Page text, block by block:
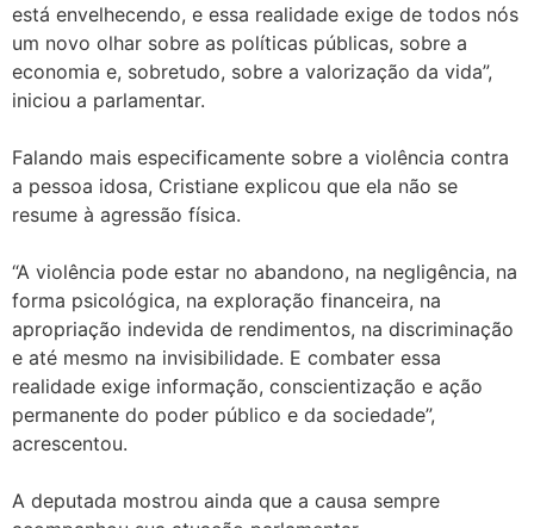
está envelhecendo, e essa realidade exige de todos nós
um novo olhar sobre as políticas públicas, sobre a
economia e, sobretudo, sobre a valorização da vida”,
iniciou a parlamentar.
Falando mais especificamente sobre a violência contra
a pessoa idosa, Cristiane explicou que ela não se
resume à agressão física.
“A violência pode estar no abandono, na negligência, na
forma psicológica, na exploração financeira, na
apropriação indevida de rendimentos, na discriminação
e até mesmo na invisibilidade. E combater essa
realidade exige informação, conscientização e ação
permanente do poder público e da sociedade”,
acrescentou.
A deputada mostrou ainda que a causa sempre